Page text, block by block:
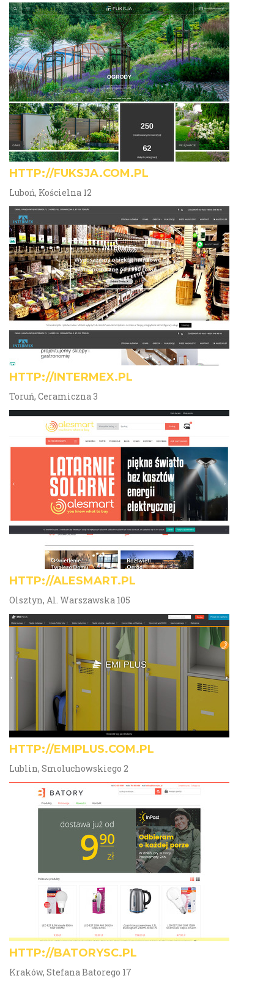
HTTP://FUKSJA.COM.PL
Luboń, Kościelna 12
HTTP://INTERMEX.PL
Toruń, Ceramiczna 3
HTTP://ALESMART.PL
Olsztyn, Al. Warszawska 105
HTTP://EMIPLUS.COM.PL
Lublin, Smoluchowskiego 2
HTTP://BATORYSC.PL
Kraków, Stefana Batorego 17